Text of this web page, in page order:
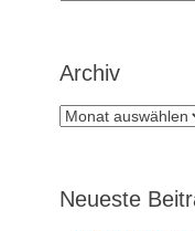
Archiv
Archiv
Neueste